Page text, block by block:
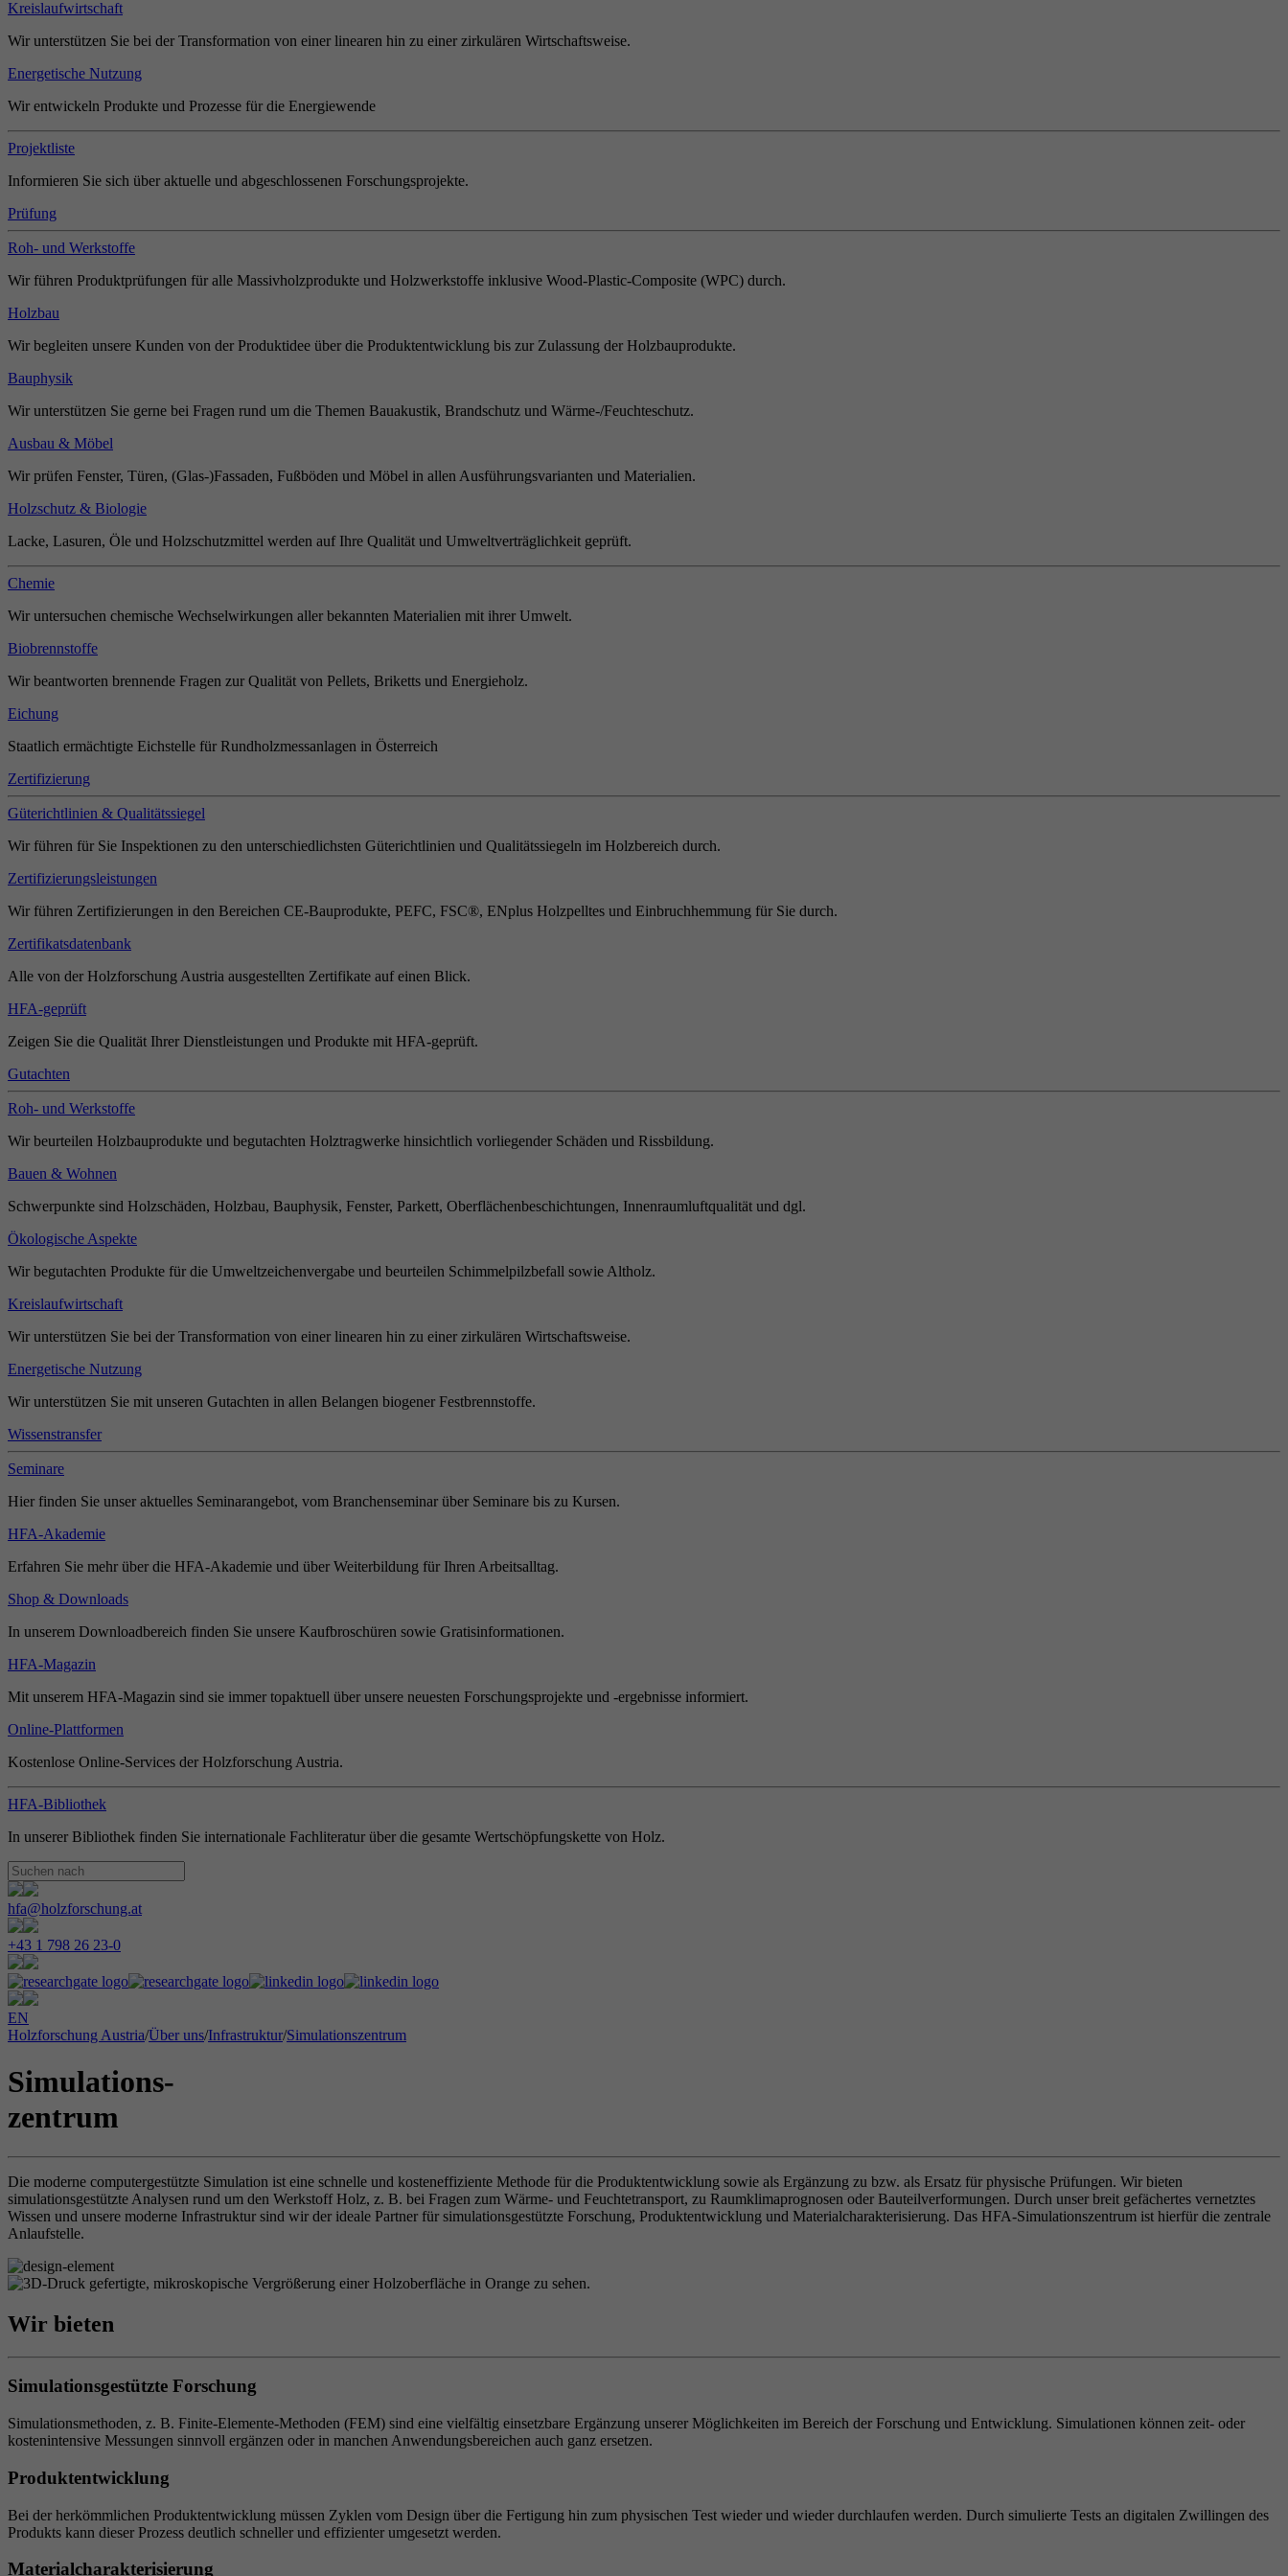
Kreislaufwirtschaft
Wir unterstützen Sie bei der Transformation von einer linearen hin zu einer zirkulären Wirtschaftsweise.
Energetische Nutzung
Wir entwickeln Produkte und Prozesse für die Energiewende
Projektliste
Informieren Sie sich über aktuelle und abgeschlossenen Forschungsprojekte.
Prüfung
Roh- und Werkstoffe
Wir führen Produktprüfungen für alle Massivholzprodukte und Holzwerkstoffe inklusive Wood-Plastic-Composite (WPC) durch.
Holzbau
Wir begleiten unsere Kunden von der Produktidee über die Produktentwicklung bis zur Zulassung der Holzbauprodukte.
Bauphysik
Wir unterstützen Sie gerne bei Fragen rund um die Themen Bauakustik, Brandschutz und Wärme-/Feuchteschutz.
Ausbau & Möbel
Wir prüfen Fenster, Türen, (Glas-)Fassaden, Fußböden und Möbel in allen Ausführungsvarianten und Materialien.
Holzschutz & Biologie
Lacke, Lasuren, Öle und Holzschutzmittel werden auf Ihre Qualität und Umweltverträglichkeit geprüft.
Chemie
Wir untersuchen chemische Wechselwirkungen aller bekannten Materialien mit ihrer Umwelt.
Biobrennstoffe
Wir beantworten brennende Fragen zur Qualität von Pellets, Briketts und Energieholz.
Eichung
Staatlich ermächtigte Eichstelle für Rundholzmessanlagen in Österreich
Zertifizierung
Güterichtlinien & Qualitätssiegel
Wir führen für Sie Inspektionen zu den unterschiedlichsten Güterichtlinien und Qualitätssiegeln im Holzbereich durch.
Zertifizierungsleistungen
Wir führen Zertifizierungen in den Bereichen CE-Bauprodukte, PEFC, FSC®, ENplus Holzpelltes und Einbruchhemmung für Sie durch.
Zertifikatsdatenbank
Alle von der Holzforschung Austria ausgestellten Zertifikate auf einen Blick.
HFA-geprüft
Zeigen Sie die Qualität Ihrer Dienstleistungen und Produkte mit HFA-geprüft.
Gutachten
Roh- und Werkstoffe
Wir beurteilen Holzbauprodukte und begutachten Holztragwerke hinsichtlich vorliegender Schäden und Rissbildung.
Bauen & Wohnen
Schwerpunkte sind Holzschäden, Holzbau, Bauphysik, Fenster, Parkett, Oberflächenbeschichtungen, Innenraumluftqualität und dgl.
Ökologische Aspekte
Wir begutachten Produkte für die Umweltzeichenvergabe und beurteilen Schimmelpilzbefall sowie Altholz.
Kreislaufwirtschaft
Wir unterstützen Sie bei der Transformation von einer linearen hin zu einer zirkulären Wirtschaftsweise.
Energetische Nutzung
Wir unterstützen Sie mit unseren Gutachten in allen Belangen biogener Festbrennstoffe.
Wissenstransfer
Seminare
Hier finden Sie unser aktuelles Seminarangebot, vom Branchenseminar über Seminare bis zu Kursen.
HFA-Akademie
Erfahren Sie mehr über die HFA-Akademie und über Weiterbildung für Ihren Arbeitsalltag.
Shop & Downloads
In unserem Downloadbereich finden Sie unsere Kaufbroschüren sowie Gratisinformationen.
HFA-Magazin
Mit unserem HFA-Magazin sind sie immer topaktuell über unsere neuesten Forschungsprojekte und -ergebnisse informiert.
Online-Plattformen
Kostenlose Online-Services der Holzforschung Austria.
HFA-Bibliothek
In unserer Bibliothek finden Sie internationale Fachliteratur über die gesamte Wertschöpfungskette von Holz.
hfa@holzforschung.at
+43 1 798 26 23-0
EN
Holzforschung Austria/Über uns/Infrastruktur/Simulationszentrum
Simulations-
zentrum
Die moderne computergestützte Simulation ist eine schnelle und kosteneffiziente Methode für die Produktentwicklung sowie als Ergänzung zu bzw. als Ersatz für physische Prüfungen. Wir bieten
simulationsgestützte Analysen rund um den Werkstoff Holz, z. B. bei Fragen zum Wärme- und Feuchtetransport, zu Raumklimaprognosen oder Bauteilverformungen. Durch unser breit gefächertes vernetztes
Wissen und unsere moderne Infrastruktur sind wir der ideale Partner für simulationsgestützte Forschung, Produktentwicklung und Materialcharakterisierung. Das HFA-Simulationszentrum ist hierfür die zentrale
Anlaufstelle.
Wir bieten
Simulationsgestützte Forschung
Simulationsmethoden, z. B. Finite-Elemente-Methoden (FEM) sind eine vielfältig einsetzbare Ergänzung unserer Möglichkeiten im Bereich der Forschung und Entwicklung. Simulationen können zeit- oder
kostenintensive Messungen sinnvoll ergänzen oder in manchen Anwendungsbereichen auch ganz ersetzen.
Produktentwicklung
Bei der herkömmlichen Produktentwicklung müssen Zyklen vom Design über die Fertigung hin zum physischen Test wieder und wieder durchlaufen werden. Durch simulierte Tests an digitalen Zwillingen des
Produkts kann dieser Prozess deutlich schneller und effizienter umgesetzt werden.
Materialcharakterisierung